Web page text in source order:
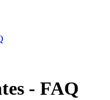
- FAQ